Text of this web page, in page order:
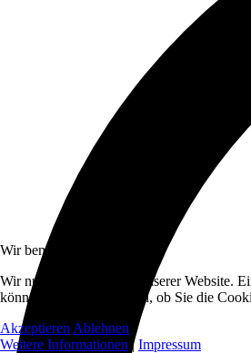
Wir benutzen Cookies
Wir nutzen Cookies auf unserer Website.
können selbst entscheiden, ob Sie die
Akzeptieren Ablehnen
Weitere Informationen |Impressum